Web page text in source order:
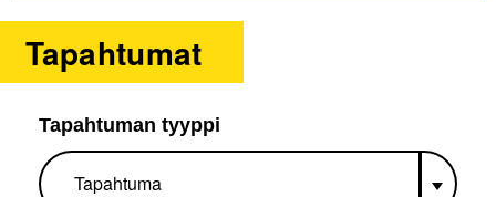
Tapahtumat
Tapahtuman tyyppi